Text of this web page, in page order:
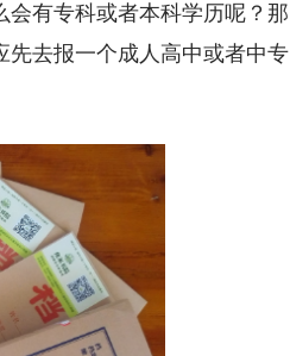
有专科或者本科学历呢？那
先去报一个成人高中或者中专